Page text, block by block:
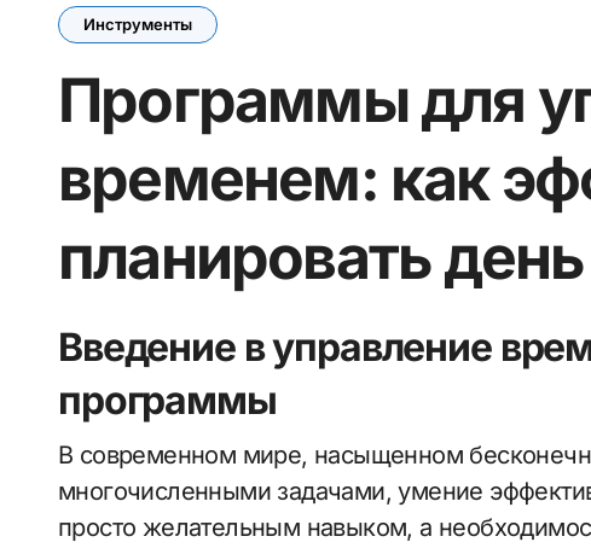
Инструменты
Программы для
временем: как
планировать день
Введение в управление
программы
В современном мире, насыщенном бесконечным потоком информации и
многочисленными задачами, умение
просто желательным навыком, а